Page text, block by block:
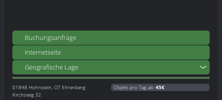
Buchungsanfrage
Internetseite
Geografische Lage
01848 Hohnstein, OT Ehrenberg
Kirchsteig 32
Objekt pro Tag ab: 45€